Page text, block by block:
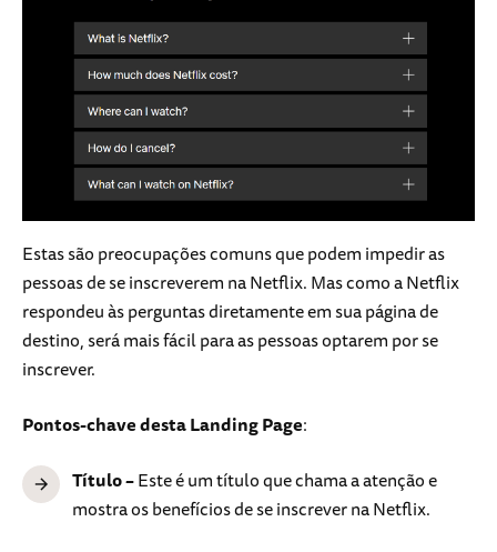
Estas são preocupações comuns que podem impedir as
pessoas de se inscreverem na Netflix. Mas como a Netflix
respondeu às perguntas diretamente em sua página de
destino, será mais fácil para as pessoas optarem por se
inscrever.
Pontos-chave desta Landing Page:
Título –Este é um título que chama a atenção e
mostra os benefícios de se inscrever na Netflix.